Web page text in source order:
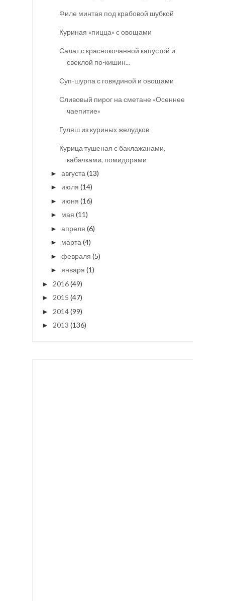
Филе минтая под крабовой шубкой
Куриная «пицца» с овощами
Салат с краснокочанной капустой и
свеклой по-кишин...
Суп-шурпа с говядиной и овощами
Сливовый пирог на сметане «Осеннее
чаепитие»
Гуляш из куриных желудков
Курица тушеная с баклажанами,
кабачками, помидорами
► августа (13)
► июля (14)
► июня (16)
► мая (11)
► апреля (6)
► марта (4)
► февраля (5)
► января (1)
► 2016(49)
► 2015 (47)
► 2014(99)
► 2013 (136)